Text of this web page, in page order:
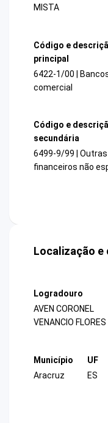
MISTA
Código e
principal
6422-1/00 |
comercial
Código e
secundária
6499-9/99 |
financeiros não
Localização
Logradouro
AVEN CORONEL
VENANCIO
Município
Aracruz
UF
ES